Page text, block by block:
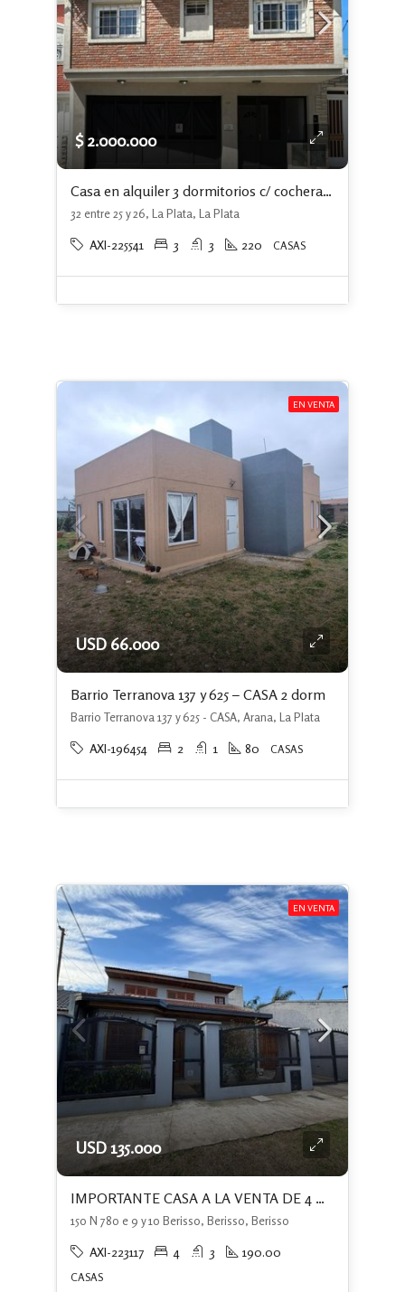
$ 2.000.000
Casa en alquiler 3 dormitorios c/ cochera en La Plata
32 entre 25 y 26, La Plata, La Plata
AXI-225541 3 3 220 CASAS
EN VENTA
USD 66.000
Barrio Terranova 137 y 625 – CASA 2 dorm
Barrio Terranova 137 y 625 - CASA, Arana, La Plata
AXI-196454 2 1 80 CASAS
EN VENTA
USD 135.000
IMPORTANTE CASA A LA VENTA DE 4 DORMITORIOS+PATIO CON PISCINA+ QUINCHO
150 N 780 e 9 y 10 Berisso, Berisso, Berisso
AXI-223117 4 3 190.00
CASAS